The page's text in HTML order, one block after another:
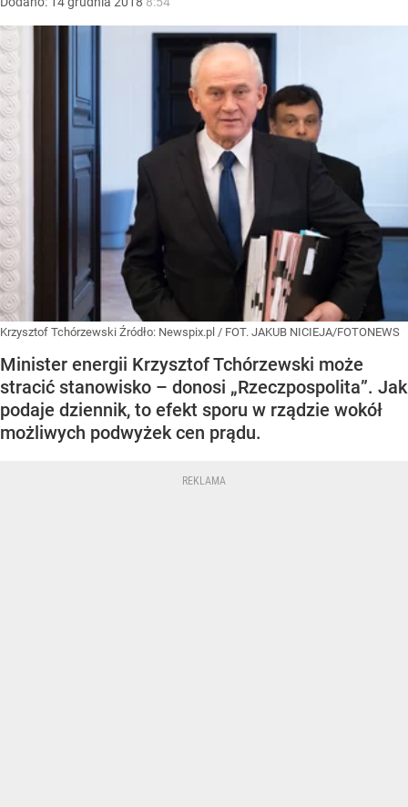
Krzysztof Tchórzewski Źródło: Newspix.pl / FOT. JAKUB NICIEJA/FOTONEWS
Minister energii Krzysztof Tchórzewski może
stracić stanowisko – donosi „Rzeczpospolita”. Jak
podaje dziennik, to efekt sporu w rządzie wokół
możliwych podwyżek cen prądu.